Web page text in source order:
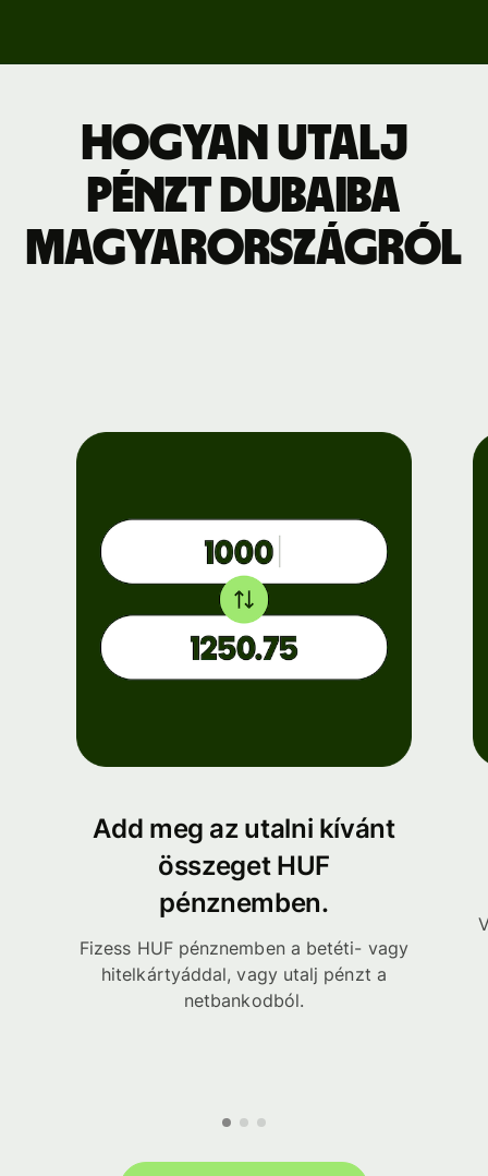
Hogyan utalj
pénzt Dubaiba
Magyarországról
Add meg az utalni kívánt
összeget HUF
pénznemben.
Fizess HUF pénznemben a betéti- vagy
hitelkártyáddal, vagy utalj pénzt a
netbankodból.